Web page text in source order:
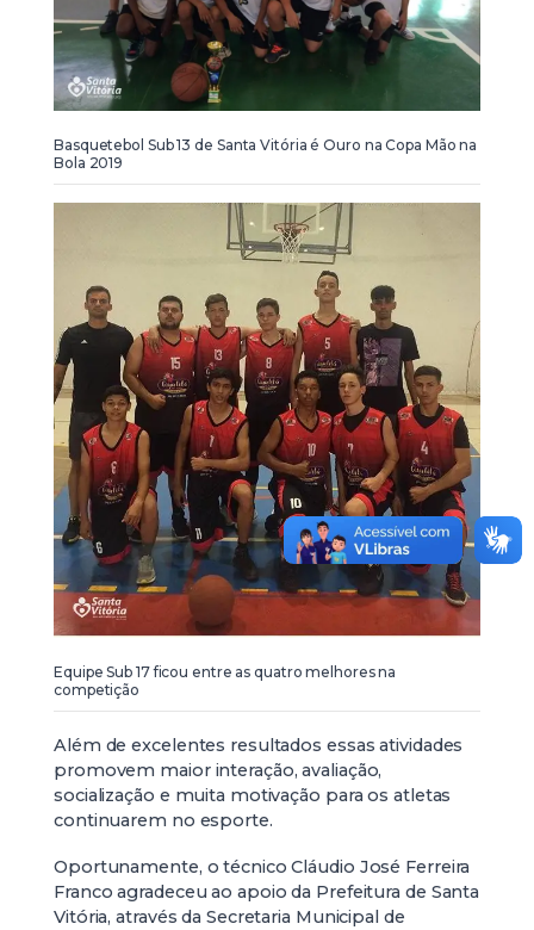
Basquetebol Sub 13 de Santa Vitória é Ouro na Copa Mão na
Bola 2019
Equipe Sub 17 ficou entre as quatro melhores na
competição
Além de excelentes resultados essas atividades
promovem maior interação, avaliação,
socialização e muita motivação para os atletas
continuarem no esporte.
Oportunamente, o técnico Cláudio José Ferreira
Franco agradeceu ao apoio da Prefeitura de Santa
Vitória, através da Secretaria Municipal de